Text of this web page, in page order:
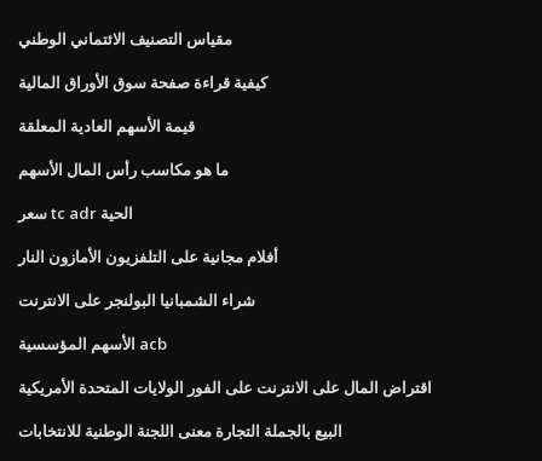
مقياس التصنيف الائتماني الوطني
كيفية قراءة صفحة سوق الأوراق المالية
قيمة الأسهم العادية المعلقة
ما هو مكاسب رأس المال الأسهم
سعر tc adr الحية
أفلام مجانية على التلفزيون الأمازون النار
شراء الشمبانيا البولنجر على الانترنت
الأسهم المؤسسية acb
اقتراض المال على الانترنت على الفور الولايات المتحدة الأمريكية
البيع بالجملة التجارة معنى اللجنة الوطنية للانتخابات